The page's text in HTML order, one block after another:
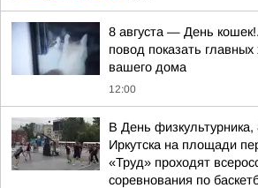
8 августа — День
повод показать
вашего дома
12:00
В День физкультурника,
Иркутска на площади
«Труд» проходят
соревнования по